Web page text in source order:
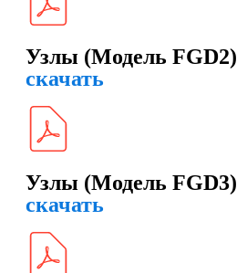
Узлы (Модель FGD2)
скачать
Узлы (Модель FGD3)
скачать